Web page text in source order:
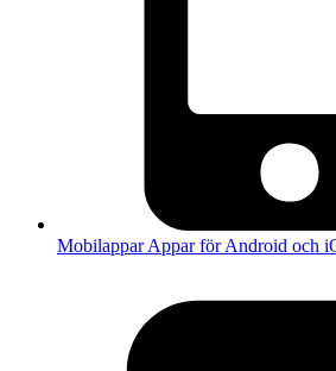
MobilapparAppar för Android och